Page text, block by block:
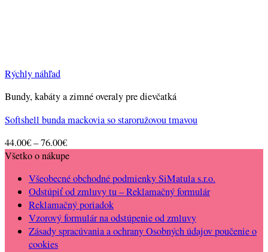
Rýchly náhľad
Bundy, kabáty a zimné overaly pre dievčatká
Softshell bunda mackovia so staroružovou tmavou
44.00€–76.00€Price
range:
through
76.00€
Všetko o nákupe
Všeobecné obchodné podmienky SiMatula s.r.o.
Odstúpiť od zmluvy tu – Reklamačný formulár
Reklamačný poriadok
Vzorový formulár na odstúpenie od zmluvy
Zásady spracúvania a ochrany Osobných údajov poučenie o
cookies